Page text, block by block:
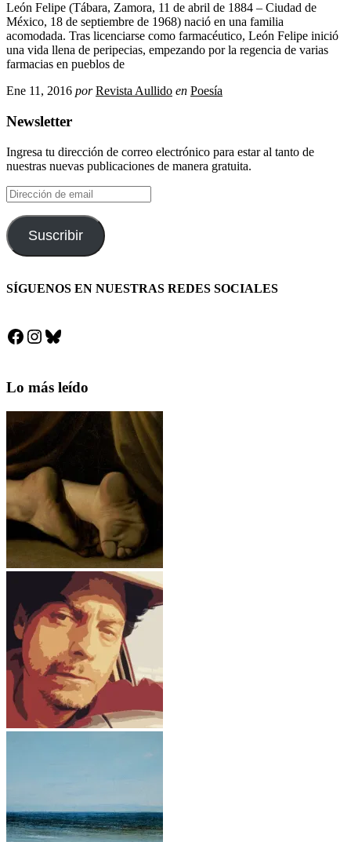
León Felipe (Tábara, Zamora, 11 de abril de 1884 – Ciudad de
México, 18 de septiembre de 1968) nació en una familia
acomodada. Tras licenciarse como farmacéutico, León Felipe inició
una vida llena de peripecias, empezando por la regencia de varias
farmacias en pueblos de
Ene 11, 2016 por Revista Aullido en Poesía
Newsletter
Ingresa tu dirección de correo electrónico para estar al tanto de
nuestras nuevas publicaciones de manera gratuita.
Dirección
de
email
Suscribir
SÍGUENOS EN NUESTRAS REDES SOCIALES
Facebook
Instagram
Bluesky
Lo más leído